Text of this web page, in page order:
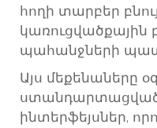
հողի տարբեր
կառուցվածքային
պահանջների
Այս մեքենաները
ինտերֆեյսներ,